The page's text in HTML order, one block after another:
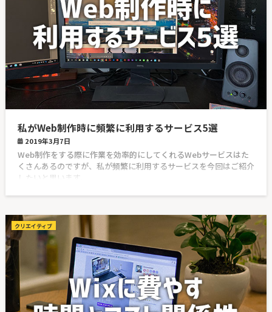
私がWeb制作時に頻繁に利用するサービス5選
2019年3月7日
Web制作をする際に作業を効率的にしてくれるWebサービスはた
くさんあるのですが、私が頻繁に利用するサービスを今回はご紹介
したいと思います。
クリエイティブ